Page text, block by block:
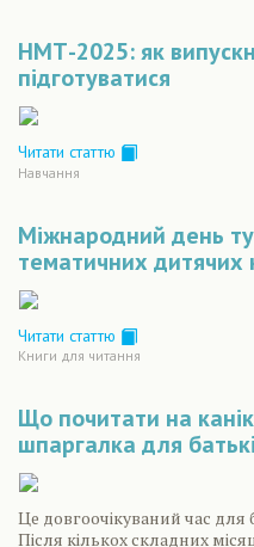
НМТ-2025: як
підготуватися
Читати статтю
Навчання
Міжнародний день
тематичних дитячих
Читати статтю
Книги для читання
Що почитати на
шпаргалка для
Це довгоочікуваний час
Після кількох складних